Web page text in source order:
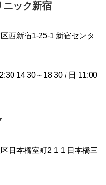
ニック新宿
西新宿1-25-1 新宿センタ
14:30～18:30 / 日 11:00
日本橋室町2-1-1 日本橋三